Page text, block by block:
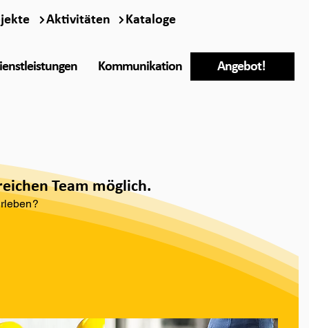
Angebot!
Kommunikation
Aktivitäten Kataloge
Team möglich.